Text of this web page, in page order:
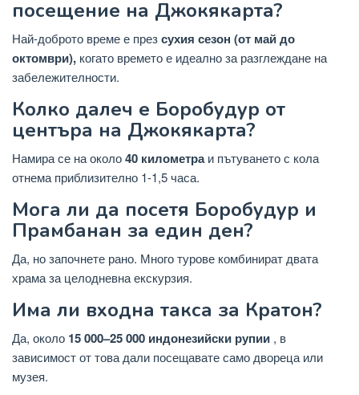
посещение на Джокякарта?
Най-доброто време е презсухия сезон (от май до
октомври), когато времето е идеално за разглеждане на
забележителности.
Колко далеч е Боробудур от
центъра на Джокякарта?
Намира се на около40 километраи пътуването с кола
отнема приблизително 1-1,5 часа.
Мога ли да посетя Боробудур и
Прамбанан за един ден?
Да, но започнете рано. Много турове комбинират двата
храма за целодневна екскурзия.
Има ли входна такса за Кратон?
Да, около 15 000–25 000 индонезийски рупии , в
зависимост от това дали посещавате само двореца или
музея.